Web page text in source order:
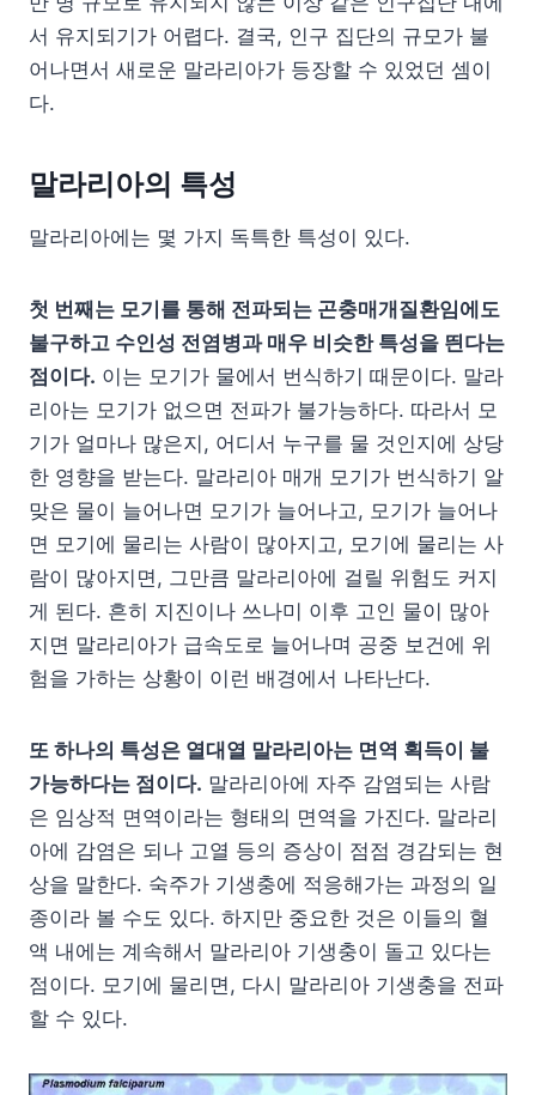
서 유지되기가 어렵다. 결국, 인구 집단의 규모가 불
어나면서 새로운 말라리아가 등장할 수 있었던 셈이
다.
말라리아의 특성
말라리아에는 몇 가지 독특한 특성이 있다.
첫 번째는 모기를 통해 전파되는 곤충매개질환임에도
불구하고 수인성 전염병과 매우 비슷한 특성을 띈다는
점이다. 이는 모기가 물에서 번식하기 때문이다. 말라
리아는 모기가 없으면 전파가 불가능하다. 따라서 모
기가 얼마나 많은지, 어디서 누구를 물 것인지에 상당
한 영향을 받는다. 말라리아 매개 모기가 번식하기 알
맞은 물이 늘어나면 모기가 늘어나고, 모기가 늘어나
면 모기에 물리는 사람이 많아지고, 모기에 물리는 사
람이 많아지면, 그만큼 말라리아에 걸릴 위험도 커지
게 된다. 흔히 지진이나 쓰나미 이후 고인 물이 많아
지면 말라리아가 급속도로 늘어나며 공중 보건에 위
험을 가하는 상황이 이런 배경에서 나타난다.
또 하나의 특성은 열대열 말라리아는 면역 획득이 불
가능하다는 점이다. 말라리아에 자주 감염되는 사람
은 임상적 면역이라는 형태의 면역을 가진다. 말라리
아에 감염은 되나 고열 등의 증상이 점점 경감되는 현
상을 말한다. 숙주가 기생충에 적응해가는 과정의 일
종이라 볼 수도 있다. 하지만 중요한 것은 이들의 혈
액 내에는 계속해서 말라리아 기생충이 돌고 있다는
점이다. 모기에 물리면, 다시 말라리아 기생충을 전파
할 수 있다.